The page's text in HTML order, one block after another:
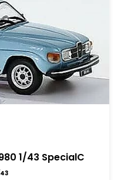
1/43 SpecialC
43